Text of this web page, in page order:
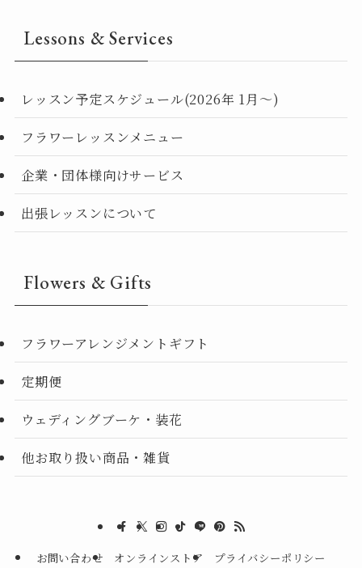
Lessons & Services
レッスン予定スケジュール(2026年 1月〜)
フラワーレッスンメニュー
企業・団体様向けサービス
出張レッスンについて
Flowers & Gifts
フラワーアレンジメントギフト
定期便
ウェディングブーケ・装花
他お取り扱い商品・雑貨
お問い合わせ オンラインストア プライバシーポリシー